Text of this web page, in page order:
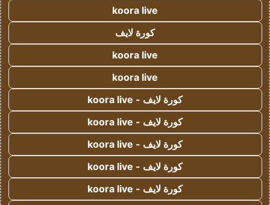
koora live
كورة لايف
koora live
koora live
كورة لايف - koora live
كورة لايف - koora live
كورة لايف - koora live
كورة لايف - koora live
كورة لايف - koora live